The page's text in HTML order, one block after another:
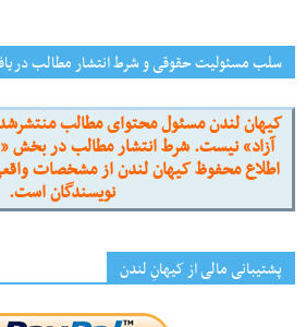
سلب مسئولیت حقوقی و شرط انتشار مطالب
کیهان لندن مسئول محتوای مطالب
آزاد» نیست. شرط انتشار مطالب در بخش
اطلاع محفوظ کیهان لندن از مشخصات
نویسندگان است.
پشتیبانی مالی از کیهانِ لندن